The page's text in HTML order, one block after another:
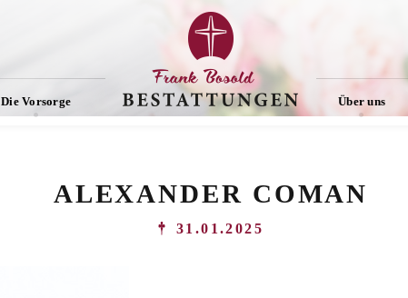
Die Vorsorge Über uns
ALEXANDER COMAN
31.01.2025